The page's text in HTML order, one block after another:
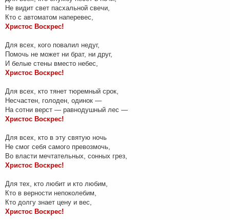
Не видит свет пасхальной свечи,
Кто с автоматом наперевес,
Христос Воскрес!
Для всех, кого повалил недуг,
Помочь не может ни брат, ни друг,
И белые стены вместо небес,
Христос Воскрес!
Для всех, кто тянет тюремный срок,
Несчастен, голоден, одинок —
На сотни верст — равнодушный лес —
Христос Воскрес!
Для всех, кто в эту святую ночь
Не смог себя самого превозмочь,
Во власти мечтательных, сонных грез,
Христос Воскрес!
Для тех, кто любит и кто любим,
Кто в верности непоколебим,
Кто долгу знает цену и вес,
Христос Воскрес!